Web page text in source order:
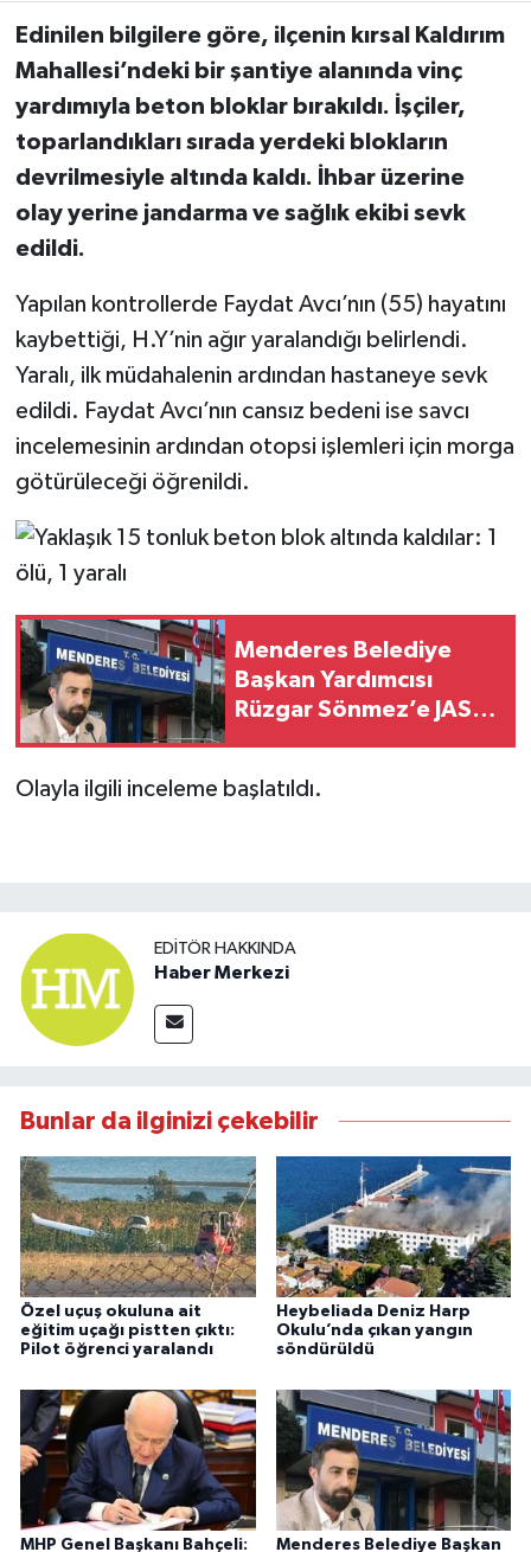
Edinilen bilgilere göre, ilçenin kırsal Kaldırım
Mahallesi’ndeki bir şantiye alanında vinç
yardımıyla beton bloklar bırakıldı. İşçiler,
toparlandıkları sırada yerdeki blokların
devrilmesiyle altında kaldı. İhbar üzerine
olay yerine jandarma ve sağlık ekibi sevk
edildi.
Yapılan kontrollerde Faydat Avcı’nın (55) hayatını
kaybettiği, H.Y’nin ağır yaralandığı belirlendi.
Yaralı, ilk müdahalenin ardından hastaneye sevk
edildi. Faydat Avcı’nın cansız bedeni ise savcı
incelemesinin ardından otopsi işlemleri için morga
götürüleceği öğrenildi.
Menderes Belediye
Başkan Yardımcısı
Rüzgar Sönmez’e JASAT
Olayla ilgili inceleme başlatıldı.
EDITÖR HAKKINDA
Haber Merkezi
Bunlar da ilginizi çekebilir
Özel uçuş okuluna ait
eğitim uçağı pistten çıktı:
Pilot öğrenci yaralandı
Heybeliada Deniz Harp
Okulu’nda çıkan yangın
söndürüldü
MHP Genel Başkanı Bahçeli:
Menderes Belediye Başkan